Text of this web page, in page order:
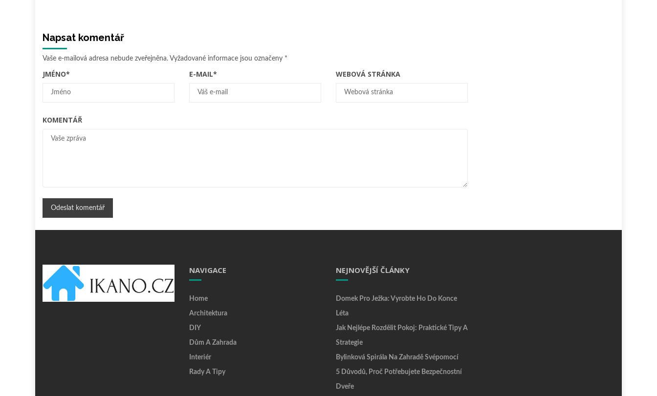
Napsat komentář
Vaše e-mailová adresa nebude zveřejněna. Vyžadované informace jsou označeny *
JMÉNO* E-MAIL* WEBOVÁ STRÁNKA
KOMENTÁŘ
NAVIGACE
Home
Architektura
DIY
Dům A Zahrada
Interiér
Rady A Tipy
NEJNOVĚJŠÍ ČLÁNKY
Domek Pro Ježka: Vyrobte Ho Do Konce
Léta
Jak Nejlépe Rozdělit Pokoj: Praktické Tipy A
Strategie
Bylinková Spirála Na Zahradě Svépomocí
5 Důvodů, Proč Potřebujete Bezpečnostní
Dveře